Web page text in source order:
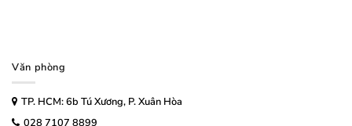
Văn phòng
TP. HCM: 6b Tú Xương, P. Xuân Hòa
028 7107 8899